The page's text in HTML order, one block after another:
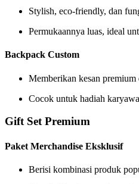
Stylish, eco-friendly, dan
Permukaannya luas, ideal
Backpack Custom
Memberikan kesan premium
Cocok untuk hadiah
Gift Set Premium
Paket Merchandise Eksklusif
Berisi kombinasi produk